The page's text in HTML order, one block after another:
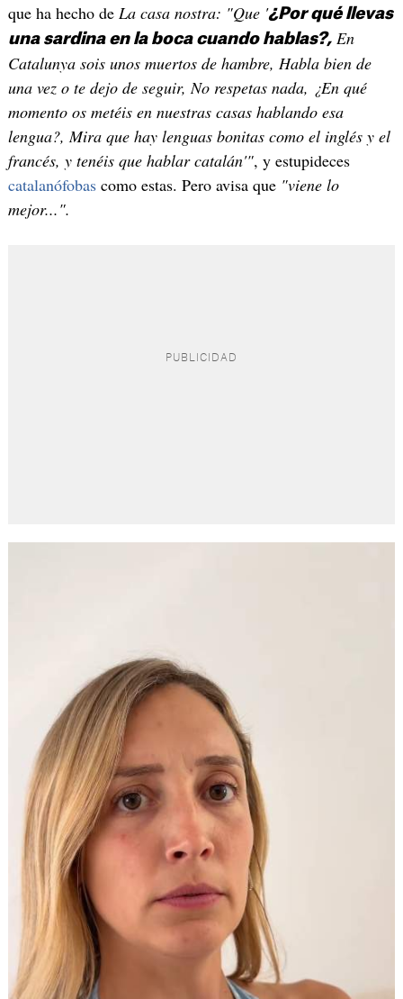
que ha hecho de La casa nostra: "Que '¿Por qué llevas
una sardina en la boca cuando hablas?,En
Catalunya sois unos muertos de hambre, Habla bien de
una vez o te dejo de seguir, No respetas nada, ¿En qué
momento os metéis en nuestras casas hablando esa
lengua?, Mira que hay lenguas bonitas como el inglés y el
francés, y tenéis que hablar catalán'", y estupideces
catalanófobascomo estas. Pero avisa que "viene lo
mejor...".